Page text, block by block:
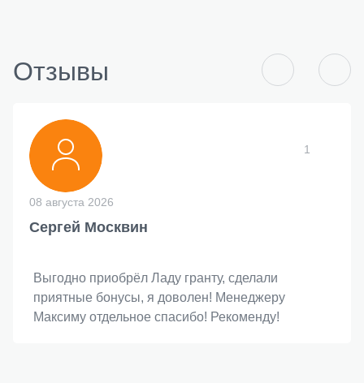
Отзывы
1
08 августа 2026
Сергей Москвин
Выгодно приобрёл Ладу гранту, сделали
приятные бонусы, я доволен! Менеджеру
Максиму отдельное спасибо! Рекоменду!